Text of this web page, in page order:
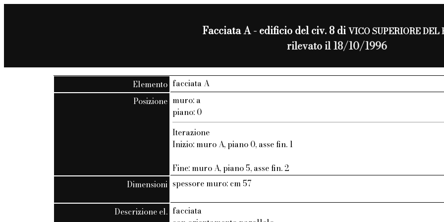
Facciata A - edificio del civ. 8 diVICO SUPERIORE DEL
rilevato il 18/10/1996
Elemento facciata A
Posizione muro: a
piano: 0
Iterazione
Inizio: muro A, piano 0, asse fin. 1
Fine: muro A, piano 5, asse fin. 2
Dimensioni spessore muro: cm 57
Descrizione el. facciata